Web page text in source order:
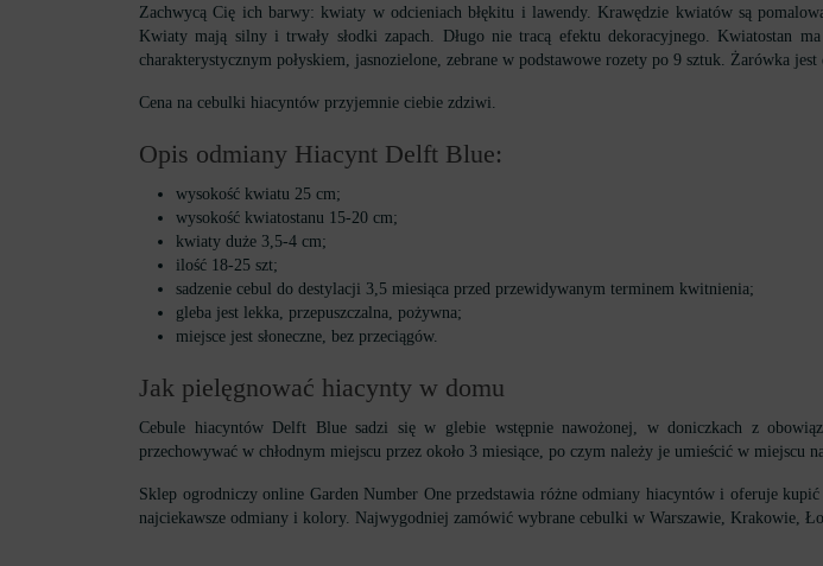
Zachwycą Cię ich barwy: kwiaty w odcieniach błękitu i lawendy. Krawędzie kwiatów są
Kwiaty mają silny i trwały słodki zapach. Długo nie tracą efektu dekoracyjnego. Kwiatostan
charakterystycznym połyskiem, jasnozielone, zebrane w podstawowe rozety po 9 sztuk. Żarówka
Cena na cebulki hiacyntów przyjemnie ciebie zdziwi.
Opis odmiany Hiacynt Delft Blue:
wysokość kwiatu 25 cm;
wysokość kwiatostanu 15-20 cm;
kwiaty duże 3,5-4 cm;
ilość 18-25 szt;
sadzenie cebul do destylacji 3,5 miesiąca przed przewidywanym terminem kwitnienia;
gleba jest lekka, przepuszczalna, pożywna;
miejsce jest słoneczne, bez przeciągów.
Jak pielęgnować hiacynty w domu
Cebule hiacyntów Delft Blue sadzi się w glebie wstępnie nawożonej, w doniczkach z
przechowywać w chłodnym miejscu przez około 3 miesiące, po czym należy je umieścić w miejscu
Sklep ogrodniczy online Garden Number One przedstawia różne odmiany hiacyntów i oferuje
najciekawsze odmiany i kolory. Najwygodniej zamówić wybrane cebulki w Warszawie, Krakowie,